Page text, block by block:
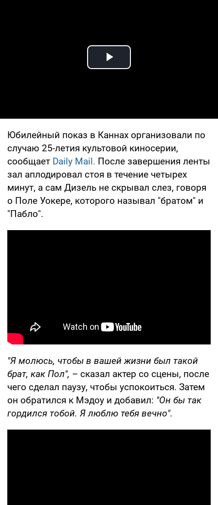
Play Video
Юбилейный показ в Каннах организовали по
случаю 25-летия культовой киносерии,
сообщает Daily Mail. После завершения ленты
зал аплодировал стоя в течение четырех
минут, а сам Дизель не скрывал слез, говоря
о Поле Уокере, которого называл "братом" и
"Пабло".
"Я молюсь, чтобы в вашей жизни был такой
брат, как Пол", – сказал актер со сцены, после
чего сделал паузу, чтобы успокоиться. Затем
он обратился к Мэдоу и добавил: "Он бы так
гордился тобой. Я люблю тебя вечно".